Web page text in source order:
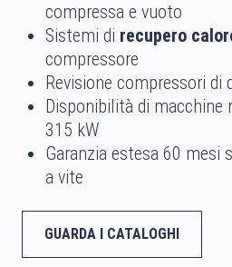
compressa e vuoto
Sistemi di recupero
compressore
Revisione compressori di
Disponibilità di macchine
315 kW
Garanzia estesa 60
a vite
GUARDA I CATALOGHI